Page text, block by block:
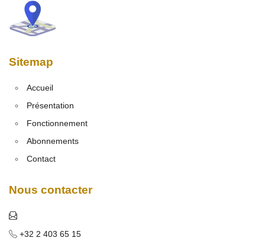
Sitemap
Accueil
Présentation
Fonctionnement
Abonnements
Contact
Nous contacter
+32 2 403 65 15